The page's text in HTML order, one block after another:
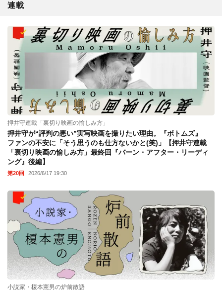
連載
押井守連載「裏切り映画の愉しみ方」
押井守が“評判の悪い”実写映画を撮りたい理由。『ボトムズ』
ファンの不安に「そう思うのも仕方ないかと(笑)」【押井守連載
「裏切り映画の愉しみ方」最終回『バーン・アフター・リーディ
ング』後編】
第20回 2026/6/17 19:30
小説家・榎本憲男の炉前散語